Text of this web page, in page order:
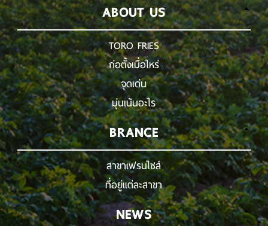
ABOUT US
TORO FRIES
ก่อตั้งเมื่อไหร่
จุดเด่น
มุ่นเน้นอะไร
BRANCE
สาขาเฟรนไชส์
ที่อยู่แต่ละสาขา
NEWS